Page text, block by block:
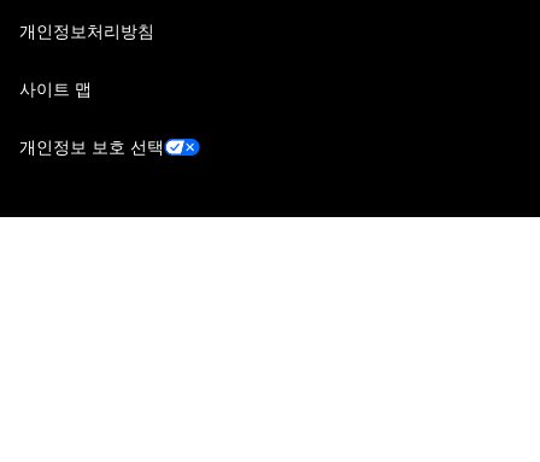
개인정보처리방침
사이트 맵
개인정보 보호 선택